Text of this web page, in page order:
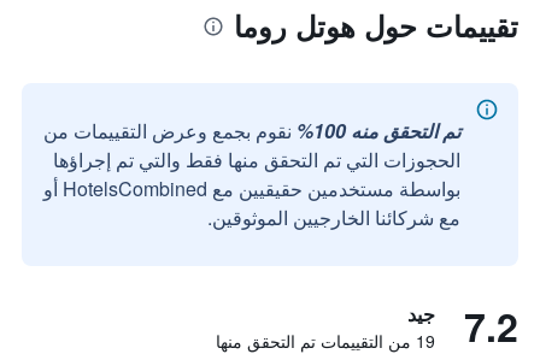
تقييمات حول هوتل روما
تم التحقق منه 100%
نقوم بجمع وعرض التقييمات من
الحجوزات التي تم التحقق منها فقط والتي تم إجراؤها
بواسطة مستخدمين حقيقيين مع HotelsCombined أو
مع شركائنا الخارجيين الموثوقين.
7.2 جيد
19 من التقييمات تم التحقق منها